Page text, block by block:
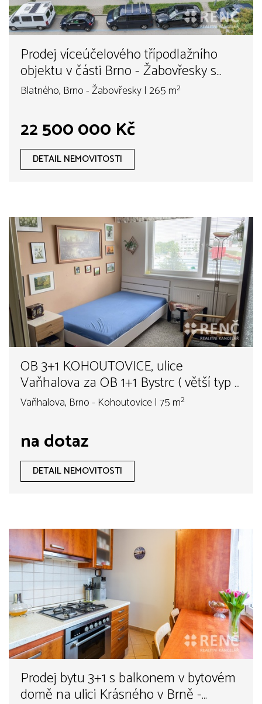
Prodej víceúčelového třípodlažního
objektu v části Brno - Žabovřesky s
prodejnou, kancelářemi, sklady a
parkováním na pozemku.
Blatného, Brno - Žabovřesky | 265 m²
22 500 000 Kč
DETAIL NEMOVITOSTI
OB 3+1 KOHOUTOVICE, ulice
Vaňhalova za OB 1+1 Bystrc ( větší typ )
nebo za OB 2+1 Bystrc II. ( pouze )
Vaňhalova, Brno - Kohoutovice | 75 m²
na dotaz
DETAIL NEMOVITOSTI
Prodej bytu 3+1 s balkonem v bytovém
domě na ulici Krásného v Brně -